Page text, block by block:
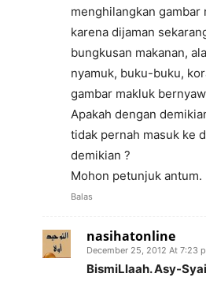
menghilangkan gambar
karena dijaman
bungkusan makanan,
nyamuk, buku-buku,
gambar makluk
Apakah dengan
tidak pernah masuk ke
demikian ?
Mohon petunjuk antum.
Balas
nasihatonline
December 25, 2012 At 7:23
BismiLlaah. Asy-